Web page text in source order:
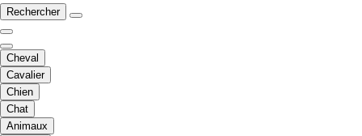
Rechercher
Cheval
Cavalier
Chien
Chat
Animaux